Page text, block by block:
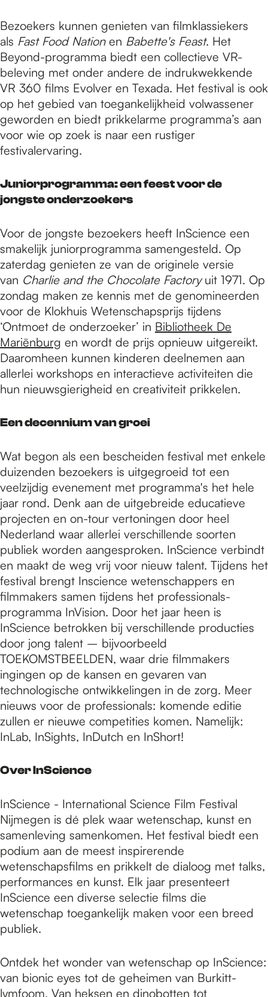
Bezoekers kunnen genieten van filmklassiekers
als Fast Food Nationen Babette's Feast. Het
Beyond-programma biedt een collectieve VR-
beleving met onder andere de indrukwekkende
VR 360 films Evolver en Texada. Het festival is ook
op het gebied van toegankelijkheid volwassener
geworden en biedt prikkelarme programma’s aan
voor wie op zoek is naar een rustiger
festivalervaring.
Juniorprogramma: een feest voor de
jongste onderzoekers
Voor de jongste bezoekers heeft InScience een
smakelijk juniorprogramma samengesteld. Op
zaterdag genieten ze van de originele versie
van Charlie and the Chocolate Factoryuit 1971. Op
zondag maken ze kennis met de genomineerden
voor de Klokhuis Wetenschapsprijs tijdens
‘Ontmoet de onderzoeker’ in Bibliotheek De
Mariënburg en wordt de prijs opnieuw uitgereikt.
Daaromheen kunnen kinderen deelnemen aan
allerlei workshops en interactieve activiteiten die
hun nieuwsgierigheid en creativiteit prikkelen.
Een decennium van groei
Wat begon als een bescheiden festival met enkele
duizenden bezoekers is uitgegroeid tot een
veelzijdig evenement met programma's het hele
jaar rond. Denk aan de uitgebreide educatieve
projecten en on-tour vertoningen door heel
Nederland waar allerlei verschillende soorten
publiek worden aangesproken. InScience verbindt
en maakt de weg vrij voor nieuw talent. Tijdens het
festival brengt Inscience wetenschappers en
filmmakers samen tijdens het professionals-
programma InVision. Door het jaar heen is
InScience betrokken bij verschillende producties
door jong talent – bijvoorbeeld
TOEKOMSTBEELDEN, waar drie filmmakers
ingingen op de kansen en gevaren van
technologische ontwikkelingen in de zorg. Meer
nieuws voor de professionals: komende editie
zullen er nieuwe competities komen. Namelijk:
InLab, InSights, InDutch en InShort!
Over InScience
InScience - International Science Film Festival
Nijmegen is dé plek waar wetenschap, kunst en
samenleving samenkomen. Het festival biedt een
podium aan de meest inspirerende
wetenschapsfilms en prikkelt de dialoog met talks,
performances en kunst. Elk jaar presenteert
InScience een diverse selectie films die
wetenschap toegankelijk maken voor een breed
publiek.
Ontdek het wonder van wetenschap op InScience:
van bionic eyes tot de geheimen van Burkitt-
lymfoom. Van heksen en dinobotten tot